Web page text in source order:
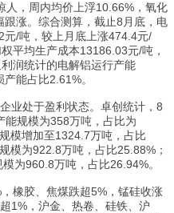
，周内均价上浮10.66%， 氧化
跟涨。综合测算，截止8月底，电
/吨，较上月底上涨474.4元/
平均生产成本13186.03元/吨，
润统计的电解铝运行产能
能占比2.61%。
处于盈利状态。卓创统计，8
能规模为358万吨，占比为
模增加至1324.7万吨，占比
模为922.8万吨，占比25.88%；
为960.8万吨，占比26.94%。
胶、焦煤跌超5%，锰硅收涨
1%，沪金、热卷、硅铁、沪